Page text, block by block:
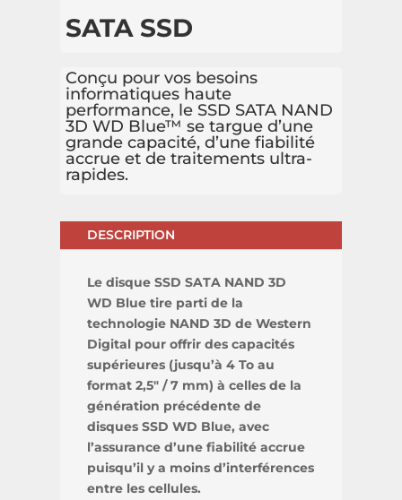
SATA SSD
Conçu pour vos besoins
informatiques haute
performance, le SSD SATA NAND
3D WD Blue™ se targue d’une
grande capacité, d’une fiabilité
accrue et de traitements ultra-
rapides.
DESCRIPTION
Le disque SSD SATA NAND 3D
WD Blue tire parti de la
technologie NAND 3D de Western
Digital pour offrir des capacités
supérieures (jusqu’à 4 To au
format 2,5″ / 7 mm) à celles de la
génération précédente de
disques SSD WD Blue, avec
l’assurance d’une fiabilité accrue
puisqu’il y a moins d’interférences
entre les cellules.